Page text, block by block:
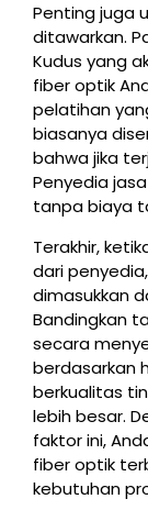
Penting juga
ditawarkan.
Kudus yang
fiber optik
pelatihan
biasanya
bahwa jika
Penyedia
tanpa biaya
Terakhir,
dari
dimasukkan
Bandingkan
secara
berdasarkan
berkualitas
lebih besar.
faktor ini,
fiber optik
kebutuhan